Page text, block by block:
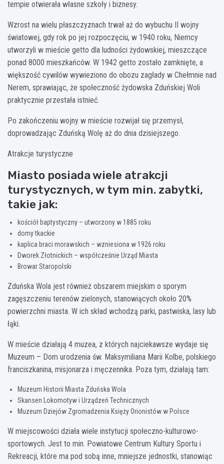
tempie otwierała własne szkoły i biznesy.
Wzrost na wielu płaszczyznach trwał aż do wybuchu II wojny
światowej, gdy rok po jej rozpoczęciu, w 1940 roku, Niemcy
utworzyli w mieście getto dla ludności żydowskiej, mieszczące
ponad 8000 mieszkańców. W 1942 getto zostało zamknięte, a
większość cywilów wywieziono do obozu zagłady w Chełmnie nad
Nerem, sprawiając, że społeczność żydowska Zduńskiej Woli
praktycznie przestała istnieć.
Po zakończeniu wojny w mieście rozwijał się przemysł,
doprowadzając Zduńską Wolę aż do dnia dzisiejszego.
Atrakcje turystyczne
Miasto posiada wiele atrakcji
turystycznych, w tym min. zabytki,
takie jak:
kościół baptystyczny – utworzony w 1885 roku
domy tkackie
kaplica braci morawskich – wzniesiona w 1926 roku
Dworek Złotnickich – współcześnie Urząd Miasta
Browar Staropolski
Zduńska Wola jest również obszarem miejskim o sporym
zagęszczeniu terenów zielonych, stanowiących około 20%
powierzchni miasta. W ich skład wchodzą parki, pastwiska, lasy lub
łąki.
W mieście działają 4 muzea, z których najciekawsze wydaje się
Muzeum – Dom urodzenia św. Maksymiliana Marii Kolbe, polskiego
franciszkanina, misjonarza i męczennika. Poza tym, działają tam:
Muzeum Historii Miasta Zduńska Wola
Skansen Lokomotyw i Urządzeń Technicznych
Muzeum Dziejów Zgromadzenia Księży Orionistów w Polsce
W miejscowości działa wiele instytucji społeczno-kulturowo-
sportowych. Jest to min. Powiatowe Centrum Kultury Sportu i
Rekreacji, które ma pod sobą inne, mniejsze jednostki, stanowiąc